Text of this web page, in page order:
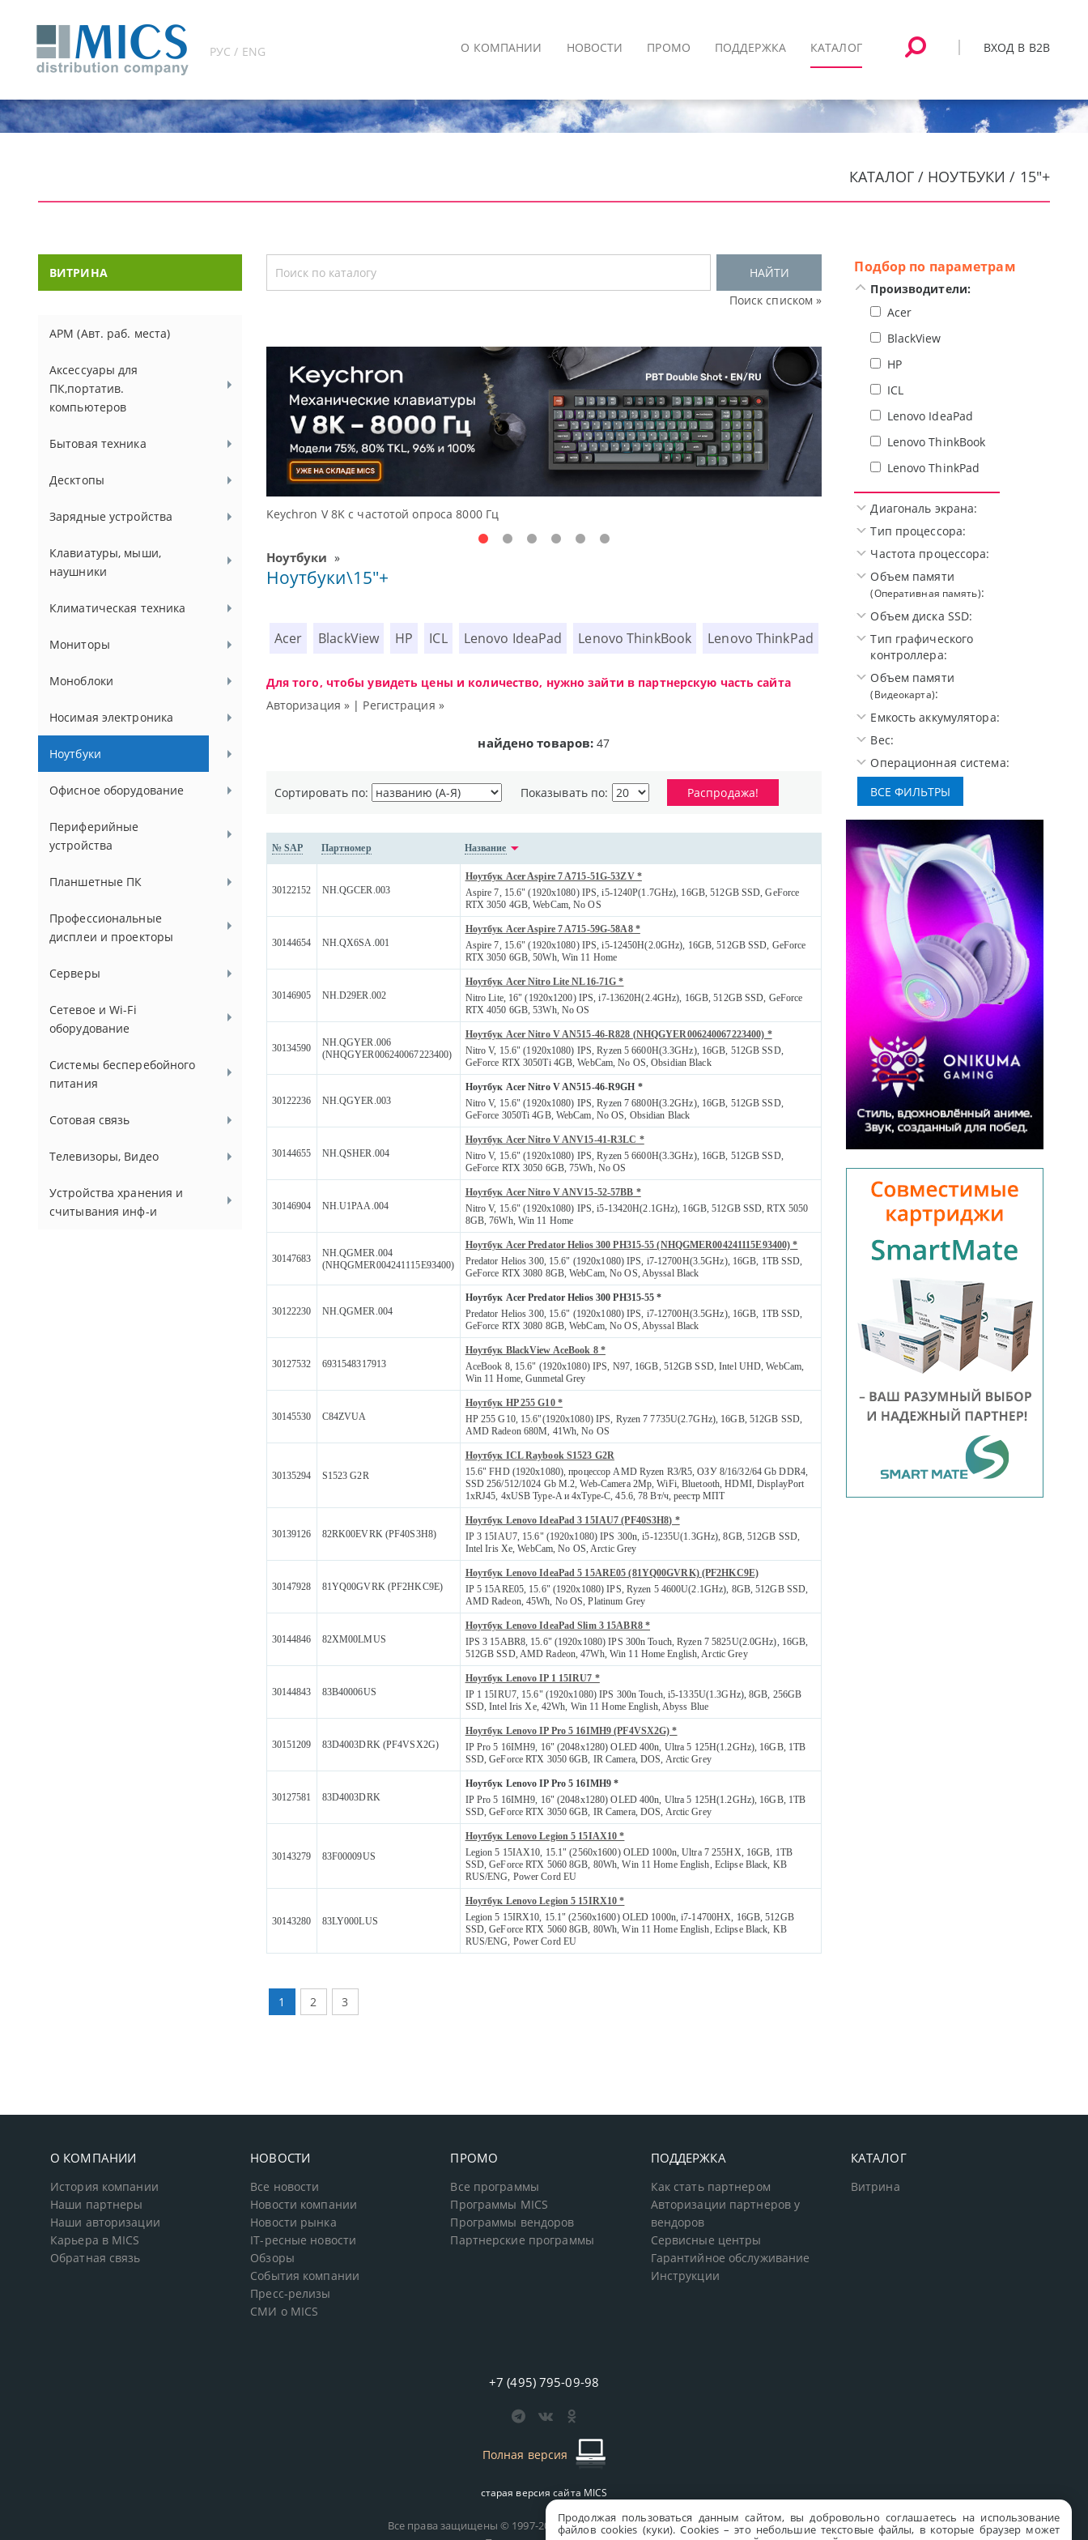
Продолжая пользоваться данным сайтом, вы добровольно соглашаетесь на использование
файлов cookies (куки). Сookies – это небольшие текстовые файлы, в которые браузер может
РУС / ENG ВХОД В B2B
О КОМПАНИИ НОВОСТИ ПРОМО ПОДДЕРЖКА КАТАЛОГ
КАТАЛОГ / НОУТБУКИ / 15"+
ВИТРИНА
АРМ (Авт. раб. места)
Аксессуары для
ПК,портатив.
компьютеров
Бытовая техника
Десктопы
Зарядные устройства
Клавиатуры, мыши,
наушники
Климатическая техника
Мониторы
Моноблоки
Носимая электроника
Ноутбуки
Офисное оборудование
Периферийные
устройства
Планшетные ПК
Профессиональные
дисплеи и проекторы
Серверы
Сетевое и Wi-Fi
оборудование
Системы бесперебойного
питания
Сотовая связь
Телевизоры, Видео
Устройства хранения и
считывания инф-и
НАЙТИ
Поиск списком »
Доступные решения начального уровня, новые мониторы Oceanview. Высокотехнологичная игровая
Ноутбуки »
Ноутбуки\15"+
Acer BlackView HP ICL Lenovo IdeaPad Lenovo ThinkBook Lenovo ThinkPad
Для того, чтобы увидеть цены и количество, нужно зайти в партнерскую часть сайта
Авторизация » | Регистрация »
найдено товаров: 47
Сортировать по: Показывать по: Распродажа!
№ SAP Партномер Название
30122152 NH.QGCER.003
Ноутбук Acer Aspire 7 A715-51G-53ZV *
Aspire 7, 15.6" (1920x1080) IPS, i5-1240P(1.7GHz), 16GB, 512GB SSD, GeForce
RTX 3050 4GB, WebCam, No OS
30144654 NH.QX6SA.001
Ноутбук Acer Aspire 7 A715-59G-58A8 *
Aspire 7, 15.6" (1920x1080) IPS, i5-12450H(2.0GHz), 16GB, 512GB SSD, GeForce
RTX 3050 6GB, 50Wh, Win 11 Home
30146905 NH.D29ER.002
Ноутбук Acer Nitro Lite NL16-71G *
Nitro Lite, 16" (1920x1200) IPS, i7-13620H(2.4GHz), 16GB, 512GB SSD, GeForce
RTX 4050 6GB, 53Wh, No OS
30134590
NH.QGYER.006
(NHQGYER006240067223400)
Ноутбук Acer Nitro V AN515-46-R828 (NHQGYER006240067223400) *
Nitro V, 15.6" (1920x1080) IPS, Ryzen 5 6600H(3.3GHz), 16GB, 512GB SSD,
GeForce RTX 3050Ti 4GB, WebCam, No OS, Obsidian Black
30122236 NH.QGYER.003
Ноутбук Acer Nitro V AN515-46-R9GH *
Nitro V, 15.6" (1920x1080) IPS, Ryzen 7 6800H(3.2GHz), 16GB, 512GB SSD,
GeForce 3050Ti 4GB, WebCam, No OS, Obsidian Black
30144655 NH.QSHER.004
Ноутбук Acer Nitro V ANV15-41-R3LC *
Nitro V, 15.6" (1920x1080) IPS, Ryzen 5 6600H(3.3GHz), 16GB, 512GB SSD,
GeForce RTX 3050 6GB, 75Wh, No OS
30146904 NH.U1PAA.004
Ноутбук Acer Nitro V ANV15-52-57BB *
Nitro V, 15.6" (1920x1080) IPS, i5-13420H(2.1GHz), 16GB, 512GB SSD, RTX 5050
8GB, 76Wh, Win 11 Home
30147683
NH.QGMER.004
(NHQGMER004241115E93400)
Ноутбук Acer Predator Helios 300 PH315-55 (NHQGMER004241115E93400) *
Predator Helios 300, 15.6" (1920x1080) IPS, i7-12700H(3.5GHz), 16GB, 1TB SSD,
GeForce RTX 3080 8GB, WebCam, No OS, Abyssal Black
30122230 NH.QGMER.004
Ноутбук Acer Predator Helios 300 PH315-55 *
Predator Helios 300, 15.6" (1920x1080) IPS, i7-12700H(3.5GHz), 16GB, 1TB SSD,
GeForce RTX 3080 8GB, WebCam, No OS, Abyssal Black
30127532 6931548317913
Ноутбук BlackView AceBook 8 *
AceBook 8, 15.6" (1920x1080) IPS, N97, 16GB, 512GB SSD, Intel UHD, WebCam,
Win 11 Home, Gunmetal Grey
30145530 C84ZVUA
Ноутбук HP 255 G10 *
HP 255 G10, 15.6"(1920x1080) IPS, Ryzen 7 7735U(2.7GHz), 16GB, 512GB SSD,
AMD Radeon 680M, 41Wh, No OS
30135294 S1523 G2R
Ноутбук ICL Raybook S1523 G2R
15.6" FHD (1920x1080), процессор AMD Ryzen R3/R5, ОЗУ 8/16/32/64 Gb DDR4,
SSD 256/512/1024 Gb M.2, Web-Camera 2Mp, WiFi, Bluetooth, HDMI, DisplayPort
1xRJ45, 4xUSB Type-A и 4xType-C, 45.6, 78 Вт/ч, реестр МПТ
30139126 82RK00EVRK (PF40S3H8)
Ноутбук Lenovo IdeaPad 3 15IAU7 (PF40S3H8) *
IP 3 15IAU7, 15.6" (1920x1080) IPS 300n, i5-1235U(1.3GHz), 8GB, 512GB SSD,
Intel Iris Xe, WebCam, No OS, Arctic Grey
30147928 81YQ00GVRK (PF2HKC9E)
Ноутбук Lenovo IdeaPad 5 15ARE05 (81YQ00GVRK) (PF2HKC9E)
IP 5 15ARE05, 15.6" (1920x1080) IPS, Ryzen 5 4600U(2.1GHz), 8GB, 512GB SSD,
AMD Radeon, 45Wh, No OS, Platinum Grey
30144846 82XM00LMUS
Ноутбук Lenovo IdeaPad Slim 3 15ABR8 *
IPS 3 15ABR8, 15.6" (1920x1080) IPS 300n Touch, Ryzen 7 5825U(2.0GHz), 16GB,
512GB SSD, AMD Radeon, 47Wh, Win 11 Home English, Arctic Grey
30144843 83B40006US
Ноутбук Lenovo IP 1 15IRU7 *
IP 1 15IRU7, 15.6" (1920x1080) IPS 300n Touch, i5-1335U(1.3GHz), 8GB, 256GB
SSD, Intel Iris Xe, 42Wh, Win 11 Home English, Abyss Blue
30151209 83D4003DRK (PF4VSX2G)
Ноутбук Lenovo IP Pro 5 16IMH9 (PF4VSX2G) *
IP Pro 5 16IMH9, 16" (2048x1280) OLED 400n, Ultra 5 125H(1.2GHz), 16GB, 1TB
SSD, GeForce RTX 3050 6GB, IR Camera, DOS, Arctic Grey
30127581 83D4003DRK
Ноутбук Lenovo IP Pro 5 16IMH9 *
IP Pro 5 16IMH9, 16" (2048x1280) OLED 400n, Ultra 5 125H(1.2GHz), 16GB, 1TB
SSD, GeForce RTX 3050 6GB, IR Camera, DOS, Arctic Grey
30143279 83F00009US
Ноутбук Lenovo Legion 5 15IAX10 *
Legion 5 15IAX10, 15.1" (2560x1600) OLED 1000n, Ultra 7 255HX, 16GB, 1TB
SSD, GeForce RTX 5060 8GB, 80Wh, Win 11 Home English, Eclipse Black, KB
RUS/ENG, Power Cord EU
30143280 83LY000LUS
Ноутбук Lenovo Legion 5 15IRX10 *
Legion 5 15IRX10, 15.1" (2560x1600) OLED 1000n, i7-14700HX, 16GB, 512GB
SSD, GeForce RTX 5060 8GB, 80Wh, Win 11 Home English, Eclipse Black, KB
RUS/ENG, Power Cord EU
1 2 3
Подбор по параметрам
Производители:
Acer
BlackView
HP
ICL
Lenovo IdeaPad
Lenovo ThinkBook
Lenovo ThinkPad
Диагональ экрана:
Тип процессора:
Частота процессора:
Объем памяти
(Оперативная память):
Объем диска SSD:
Тип графического
контроллера:
Объем памяти
(Видеокарта):
Емкость аккумулятора:
Вес:
Операционная система:
О КОМПАНИИ
История компании
Наши партнеры
Наши авторизации
Карьера в MICS
Обратная связь
НОВОСТИ
Все новости
Новости компании
Новости рынка
IT-ресные новости
Обзоры
События компании
Пресс-релизы
СМИ о MICS
ПРОМО
Все программы
Программы MICS
Программы вендоров
Партнерские программы
ПОДДЕРЖКА
Как стать партнером
Авторизации партнеров у
вендоров
Сервисные центры
Гарантийное обслуживание
Инструкции
КАТАЛОГ
Витрина
+7 (495) 795-09-98
Полная версия
старая версия сайта MICS
Все права защищены © 1997-2026 MICS Distribution Company